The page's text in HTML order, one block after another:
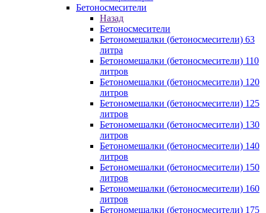
Бетоносмесители
Назад
Бетоносмесители
Бетономешалки (бетоносмесители) 63
литра
Бетономешалки (бетоносмесители) 110
литров
Бетономешалки (бетоносмесители) 120
литров
Бетономешалки (бетоносмесители) 125
литров
Бетономешалки (бетоносмесители) 130
литров
Бетономешалки (бетоносмесители) 140
литров
Бетономешалки (бетоносмесители) 150
литров
Бетономешалки (бетоносмесители) 160
литров
Бетономешалки (бетоносмесители) 175